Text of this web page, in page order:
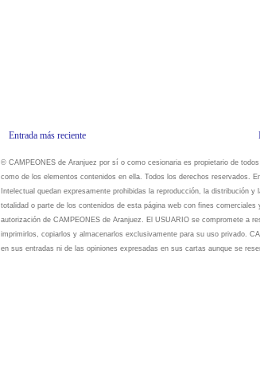
Entrada más reciente
© CAMPEONES de Aranjuez por sí o como cesionaria es propietario de
como de los elementos contenidos en ella. Todos los derechos reservados.
Intelectual quedan expresamente prohibidas la reproducción, la distribución
totalidad o parte de los contenidos de esta página web con fines
autorización de CAMPEONES de Aranjuez. El USUARIO se compromete a
imprimirlos, copiarlos y almacenarlos exclusivamente para su uso privado.
en sus entradas ni de las opiniones expresadas en sus cartas aunque se